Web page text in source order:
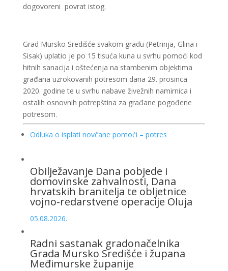
dogovoreni povrat istog.
Grad Mursko Središće svakom gradu (Petrinja, Glina i
Sisak) uplatio je po 15 tisuća kuna u svrhu pomoći kod
hitnih sanacija i oštećenja na stambenim objektima
građana uzrokovanih potresom dana 29. prosinca
2020. godine te u svrhu nabave živežnih namirnica i
ostalih osnovnih potrepština za građane pogođene
potresom.
Odluka o isplati novčane pomoći – potres
Obilježavanje Dana pobjede i
domovinske zahvalnosti, Dana
hrvatskih branitelja te obljetnice
vojno-redarstvene operacije Oluja
05.08.2026.
Radni sastanak gradonačelnika
Grada Mursko Središće i župana
Međimurske županije